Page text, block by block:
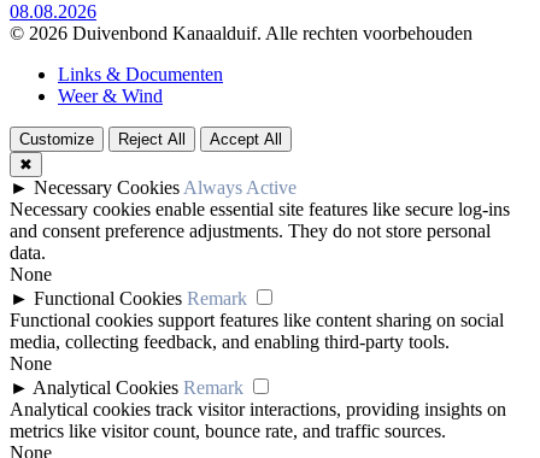
08.08.2026
© 2026 Duivenbond Kanaalduif. Alle rechten voorbehouden
Links & Documenten
Weer & Wind
Customize Reject All
Accept All
✖
► Necessary Cookies Always Active
Necessary cookies enable essential site features like secure log-ins
and consent preference adjustments. They do not store personal
data.
None
► Functional Cookies Remark
Functional cookies support features like content sharing on social
media, collecting feedback, and enabling third-party tools.
None
► Analytical Cookies Remark
Analytical cookies track visitor interactions, providing insights on
metrics like visitor count, bounce rate, and traffic sources.
None